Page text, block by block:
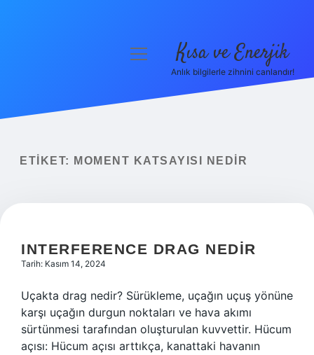
Yasal Uyarı
menüyü
Kısa ve Enerjik
Anlık bilgilerle zihnini canlandır!
ETIKET: MOMENT KATSAYISI NEDIR
INTERFERENCE DRAG NEDIR
Tarih: Kasım 14, 2024
Uçakta drag nedir? Sürükleme, uçağın uçuş yönüne
karşı uçağın durgun noktaları ve hava akımı
sürtünmesi tarafından oluşturulan kuvvettir. Hücum
açısı: Hücum açısı arttıkça, kanattaki havanın